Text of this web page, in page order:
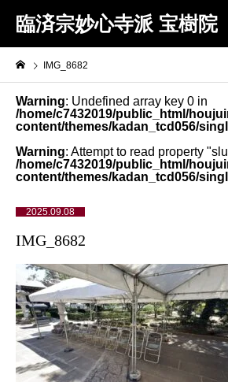
臨済宗妙心寺派 宝樹院
IMG_8682
Warning: Undefined array key 0 in
/home/c7432019/public_html/
content/themes/kadan_tcd056/
Warning: Attempt to read property
/home/c7432019/public_html/
content/themes/kadan_tcd056/
2025.09.08
IMG_8682